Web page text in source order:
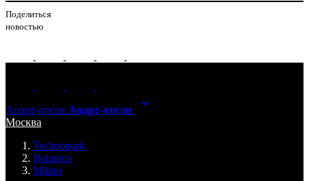
Поделиться
новостью
Апарт-отели Апарт-отели
Москва
Technopark
Botanica
Mitino